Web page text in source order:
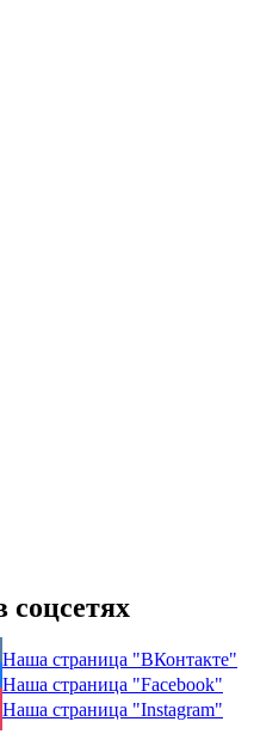
Наша страница "ВКонтакте"
Наша страница "Facebook"
Наша страница "Instagram"